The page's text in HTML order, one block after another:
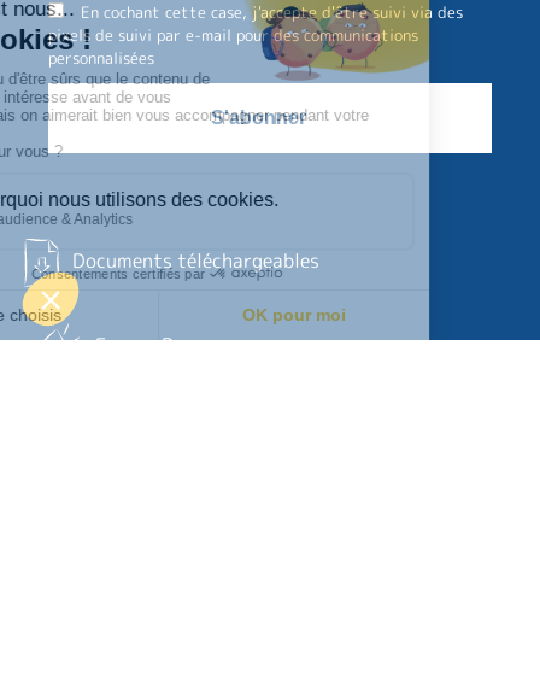
En cochant cette case, j'accepte d'être suivi via des
pixels de suivi par e-mail pour des communications
personnalisées
Documents téléchargeables
Espace Presse